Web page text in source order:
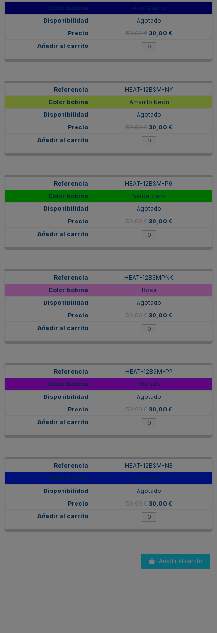
Azul Marino
Agotado
59,99 € 30,00 €
HEAT-12BSM-NY
Amarillo Neón
Agotado
59,99 € 30,00 €
HEAT-12BSM-PG
Verde claro
Agotado
59,99 € 30,00 €
HEAT-12BSMPNK
Rosa
Agotado
59,99 € 30,00 €
HEAT-12BSM-PP
Morado
Agotado
59,99 € 30,00 €
HEAT-12BSM-NB
Azul Neón
Agotado
59,99 € 30,00 €
Añadir al carrito